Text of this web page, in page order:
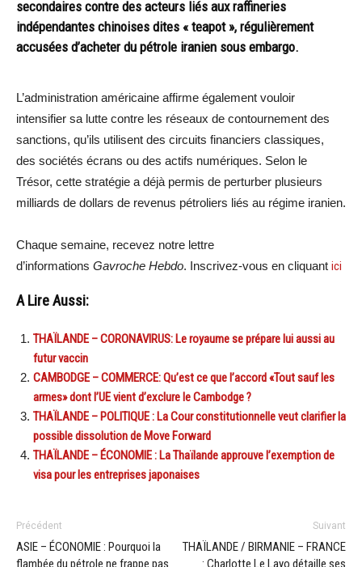
secondaires contre des acteurs liés aux raffineries
indépendantes chinoises dites « teapot », régulièrement
accusées d’acheter du pétrole iranien sous embargo.
L’administration américaine affirme également vouloir
intensifier sa lutte contre les réseaux de contournement des
sanctions, qu’ils utilisent des circuits financiers classiques,
des sociétés écrans ou des actifs numériques. Selon le
Trésor, cette stratégie a déjà permis de perturber plusieurs
milliards de dollars de revenus pétroliers liés au régime iranien.
Chaque semaine, recevez notre lettre
d’informations Gavroche Hebdo. Inscrivez-vous en cliquant ici
A Lire Aussi:
THAÏLANDE – CORONAVIRUS: Le royaume se prépare lui aussi au
futur vaccin
CAMBODGE – COMMERCE: Qu’est ce que l’accord «Tout sauf les
armes» dont l’UE vient d’exclure le Cambodge ?
THAÏLANDE – POLITIQUE : La Cour constitutionnelle veut clarifier la
possible dissolution de Move Forward
THAÏLANDE – ÉCONOMIE : La Thaïlande approuve l’exemption de
visa pour les entreprises japonaises
Précédent
ASIE – ÉCONOMIE : Pourquoi la
flambée du pétrole ne frappe pas
Suivant
THAÏLANDE / BIRMANIE – FRANCE
: Charlotte Le Layo détaille ses